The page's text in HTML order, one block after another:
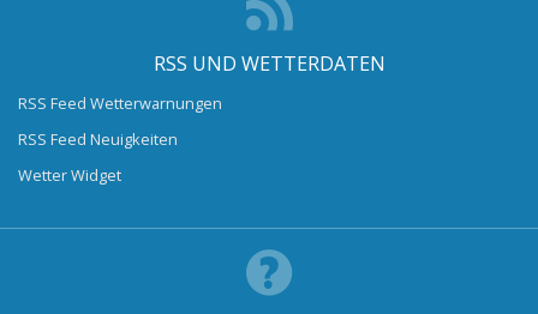
RSS UND WETTERDATEN
RSS Feed Wetterwarnungen
RSS Feed Neuigkeiten
Wetter Widget